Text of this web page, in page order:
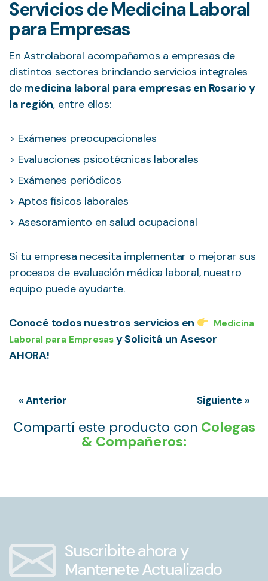
Servicios de Medicina Laboral
para Empresas
En Astrolaboral acompañamos a empresas de
distintos sectores brindando servicios integrales
de medicina laboral para empresas en Rosario y
la región, entre ellos:
Exámenes preocupacionales
Evaluaciones psicotécnicas laborales
Exámenes periódicos
Aptos físicos laborales
Asesoramiento en salud ocupacional
Si tu empresa necesita implementar o mejorar sus
procesos de evaluación médica laboral, nuestro
equipo puede ayudarte.
Conocé todos nuestros servicios en
Medicina
Laboral para Empresas y Solicitá un Asesor
AHORA!
« Anterior Siguiente »
Compartí este producto con Colegas
& Compañeros:
Suscribite ahora y
Mantenete Actualizado